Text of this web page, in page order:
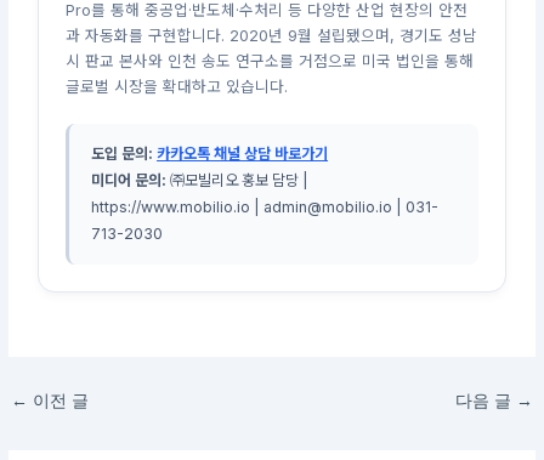
Pro를 통해 중공업·반도체·수처리 등 다양한 산업 현장의 안전
과 자동화를 구현합니다. 2020년 9월 설립됐으며, 경기도 성남
시 판교 본사와 인천 송도 연구소를 거점으로 미국 법인을 통해
글로벌 시장을 확대하고 있습니다.
도입 문의: 카카오톡 채널 상담 바로가기
미디어 문의: ㈜모빌리오 홍보 담당 |
https://www.mobilio.io | admin@mobilio.io | 031-
713-2030
← 이전 글 다음 글 →